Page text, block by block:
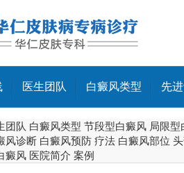
医生团队 白癜风类型 先
团队 白癜风类型 节段型白癜风 局限型
风诊断 白癜风预防 疗法 白癜风部位
癜风 医院简介 案例